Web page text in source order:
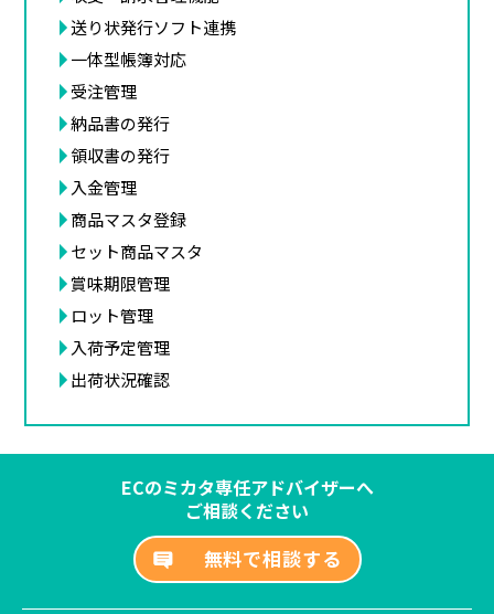
送り状発行ソフト連携
一体型帳簿対応
受注管理
納品書の発行
領収書の発行
入金管理
商品マスタ登録
セット商品マスタ
賞味期限管理
ロット管理
入荷予定管理
出荷状況確認
ECのミカタ専任アドバイザーへ
ご相談ください
無料で相談する